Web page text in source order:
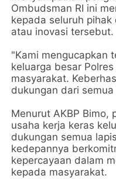
Ombudsman RI ini
kepada seluruh
atau inovasi tersebut.
"Kami mengucapkan
keluarga besar
masyarakat.
dukungan dari
Menurut AKBP Bimo,
usaha kerja keras
dukungan semua
kedepannya
kepercayaan dalam
kepada masyarakat.